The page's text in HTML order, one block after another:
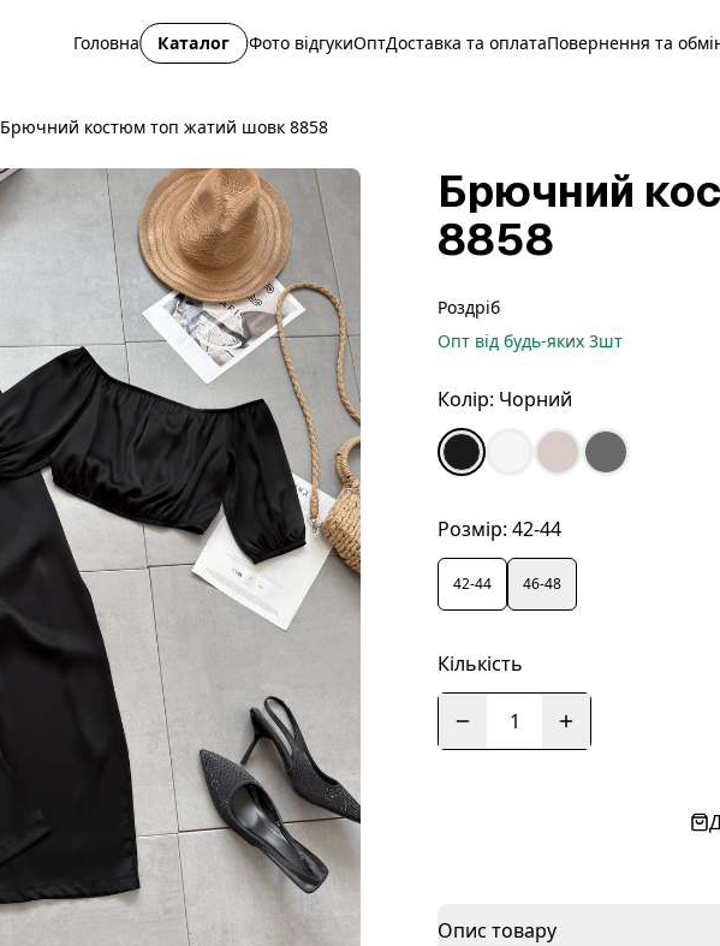
Головна Каталог Фото відгукиОптДоставка та оплатаПовернення та
Брючний костюм топ жатий шовк 8858
Брючний
8858
Роздріб
Опт від будь-яких 3шт
Колір: Чорний
Розмір: 42-44
42-44 46-48
Кількість
1
Опис товару